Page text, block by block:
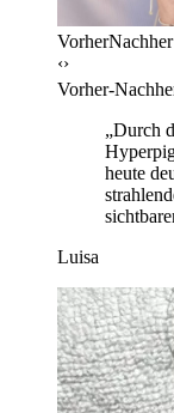
VorherNachher
‹›
Vorher-
„Durch
heute
Luisa